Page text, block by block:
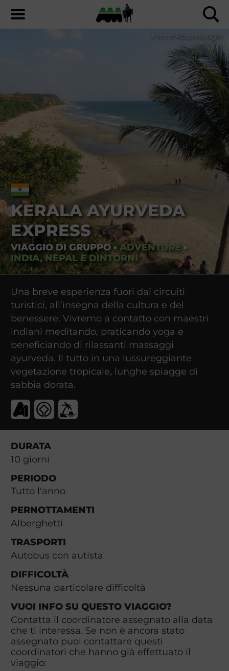
KERALA AYURVEDA
EXPRESS
VIAGGIO DI GRUPPO•ADVENTURE •
INDIA, NEPAL E DINTORNI
Foto di Massimo Righi
Una breve esperienza fuori dai circuiti
turistici, all’insegna della cultura e del
benessere. Vivremo a contatto con maestri
indiani meditando, praticando yoga e
beneficiando di rilassanti massaggi
ayurveda. Il tutto in una lussureggiante
vegetazione tropicale, lunghe spiagge di
sabbia dorata.
DURATA
10 giorni
PERIODO
Tutto l'anno
PERNOTTAMENTI
Alberghetti
TRASPORTI
Autobus con autista
DIFFICOLTÀ
Nessuna particolare difficoltà
VUOI INFO SU QUESTO VIAGGIO?
Contatta il coordinatore assegnato alla data
che ti interessa. Se non è ancora stato
assegnato puoi contattare questi
coordinatori che hanno già effettuato il
viaggio: